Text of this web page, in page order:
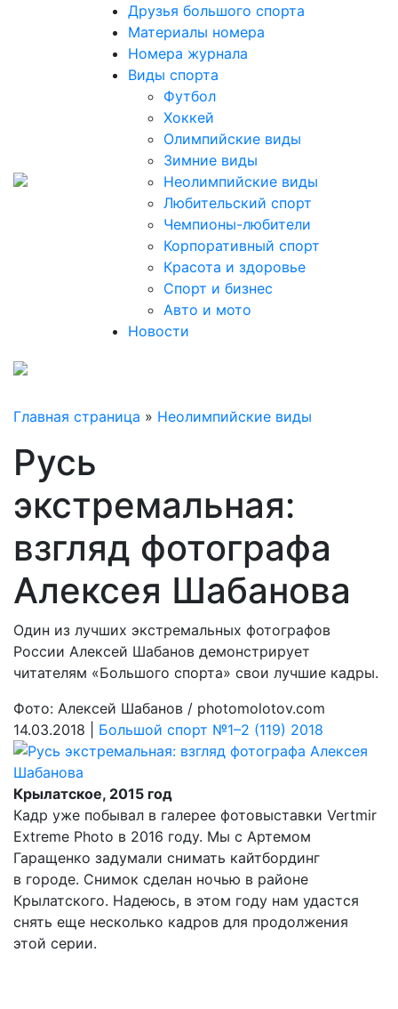
Друзья большого спорта
Материалы номера
Номера журнала
Виды спорта
Футбол
Хоккей
Олимпийские виды
Зимние виды
Неолимпийские виды
Любительский спорт
Чемпионы-любители
Корпоративный спорт
Красота и здоровье
Спорт и бизнес
Авто и мото
Новости
Главная страница » Неолимпийские виды
Русь
экстремальная:
взгляд фотографа
Алексея Шабанова
Один из лучших экстремальных фотографов
России Алексей Шабанов демонстрирует
читателям «Большого спорта» свои лучшие кадры.
Фото: Алексей Шабанов / photomolotov.com
14.03.2018 | Большой спорт №1–2 (119) 2018
Крылатское, 2015 год
Кадр уже побывал в галерее фотовыставки Vertmir
Extreme Photo в 2016 году. Мы с Артемом
Гаращенко задумали снимать кайтбординг
в городе. Снимок сделан ночью в районе
Крылатского. Надеюсь, в этом году нам удастся
снять еще несколько кадров для продолжения
этой серии.